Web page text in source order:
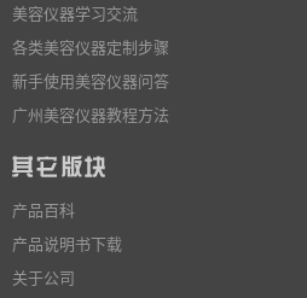
美容仪器学习交流
各类美容仪器定制步骤
新手使用美容仪器问答
广州美容仪器教程方法
产品百科
产品说明书下载
关于公司